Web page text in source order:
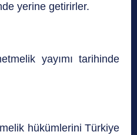
yerine getirirler.
yayımı tarihinde
hükümlerini Türkiye